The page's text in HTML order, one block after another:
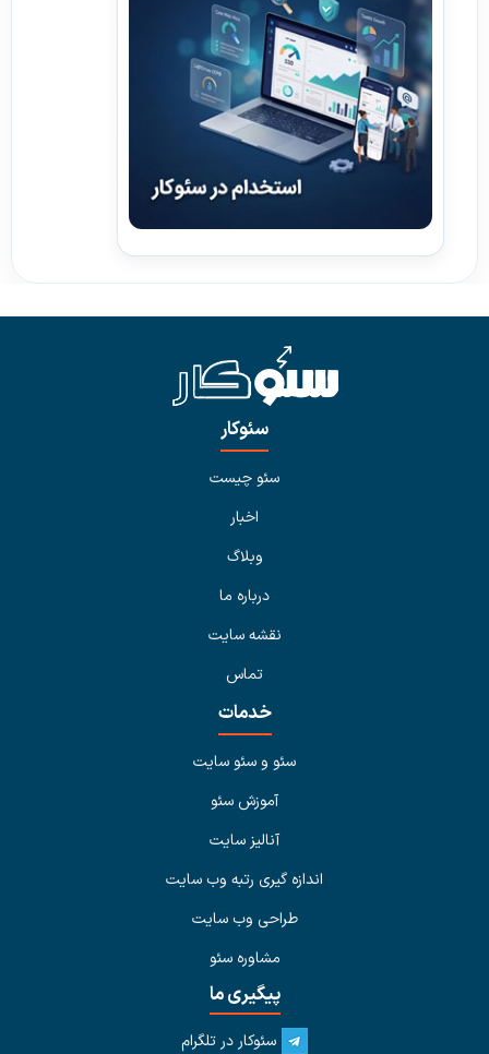
سئوکار
سئو چیست
اخبار
وبلاگ
درباره ما
نقشه سایت
تماس
خدمات
سئو و سئو سایت
آموزش سئو
آنالیز سایت
اندازه گیری رتبه وب سایت
طراحی وب سایت
مشاوره سئو
پیگیری ما
سئوکار در تلگرام